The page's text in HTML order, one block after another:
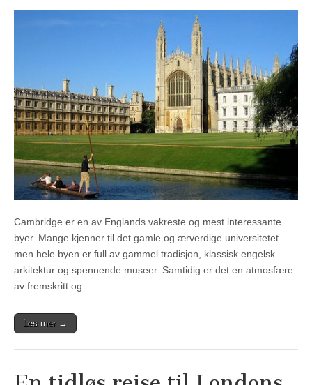
Cambridge er en av Englands vakreste og mest interessante
byer. Mange kjenner til det gamle og ærverdige universitetet
men hele byen er full av gammel tradisjon, klassisk engelsk
arkitektur og spennende museer. Samtidig er det en atmosfære
av fremskritt og…
Les mer →